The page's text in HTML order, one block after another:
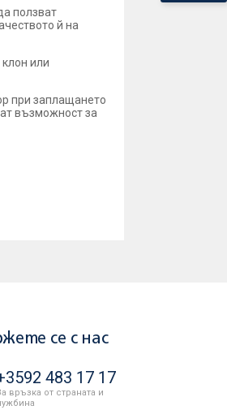
ползват
й на
или
при заплащането
възможност за
се с нас
483 17 17
връзка от страната и